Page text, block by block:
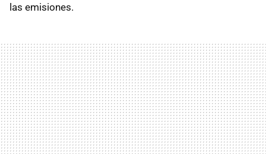
las emisiones.